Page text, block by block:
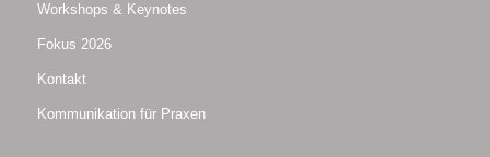
Workshops & Keynotes
Fokus 2026
Kontakt
Kommunikation für Praxen